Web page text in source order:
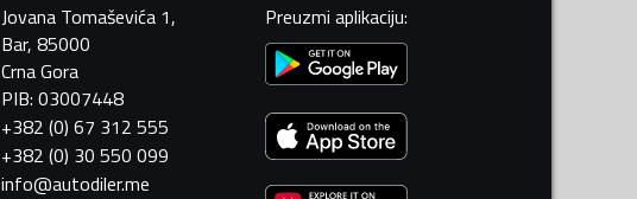
Jovana Tomaševića 1,
Bar, 85000
Crna Gora
PIB: 03007448
+382 (0) 67 312 555
+382 (0) 30 550 099
info@autodiler.me
Preuzmi aplikaciju: